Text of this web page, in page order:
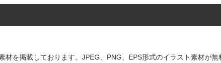
材を掲載しております。JPEG、PNG、EPS形式のイラスト素材が